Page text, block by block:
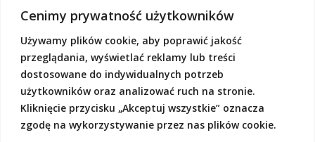
Cenimy prywatność użytkowników
Używamy plików cookie, aby poprawić jakość
przeglądania, wyświetlać reklamy lub treści
dostosowane do indywidualnych potrzeb
użytkowników oraz analizować ruch na stronie.
Kliknięcie przycisku „Akceptuj wszystkie” oznacza
zgodę na wykorzystywanie przez nas plików cookie.
„Akcent” jest czasopismem niezależnym, utrzymujemy się z dotacji
budżetowych oraz darowizn. Będziemy wdzięczni, jeśli zechcą nas
Państwo wesprzeć dowolną kwotą.
Wschodnia Fundacja Kultury „Akcent”, ul. Grodzka 3, 20-112 Lublin
Nr rachunku:50124015031111000017528667
(z dopiskiem: Darowizna na działalność statutową Wschodniej
Fundacji Kultury Akcent w sferze pożytku publicznego)